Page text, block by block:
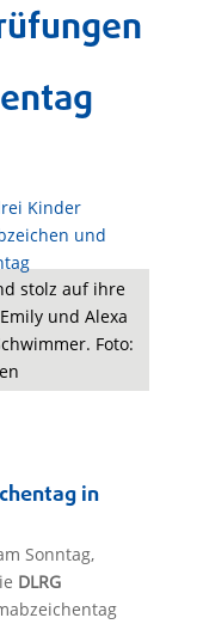
stolz auf ihre
und Alexa
Foto:
in
Sonntag,
DLRG